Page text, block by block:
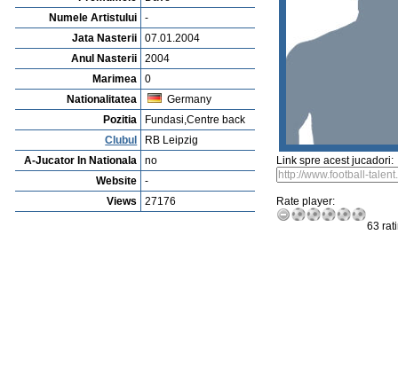
Numele Artistului
-
Jata Nasterii
07.01.2004
Anul Nasterii
2004
Marimea
0
Nationalitatea
Germany
Pozitia
Fundasi,Centre back
Clubul
RB Leipzig
A-Jucator In Nationala
no
Website
-
Views
27176
Link spre acest jucadori:
Rate player:
63